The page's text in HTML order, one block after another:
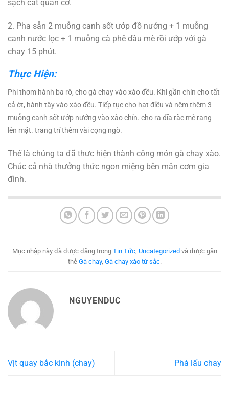
sạch cắt quân cờ.
2. Pha sẵn 2 muỗng canh sốt ướp đồ nướng + 1 muỗng
canh nước lọc + 1 muỗng cà phê dầu mè rồi ướp với gà
chay 15 phút.
Thực Hiện:
Phithơm hành ba rô, cho gà chay vào xào đều. Khi gần chín cho tất
cả ớt, hành tây vào xào đều. Tiếp tục cho hạt điều và nêm thêm 3
muỗng canh sốt ướp nướng vào xào chín. cho ra đĩa rắc mè rang
lên mặt. trang trí thêm vài cọng ngò.
Thế là chúng ta đã thưc hiện thành công món gà chay xào.
Chúc cả nhà thưởng thức ngon miệng bên mân cơm gia
đình.
Mục nhập này đã được đăng trong Tin Tức, Uncategorized và được gắn
thẻ Gà chay, Gà chay xào tứ sắc.
NGUYENDUC
Vịt quay bắc kinh (chay) Phá lấu chay